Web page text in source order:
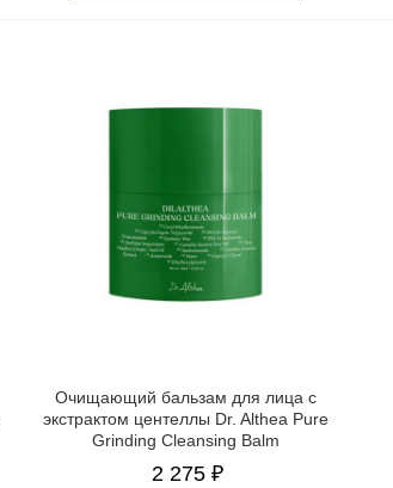
Очищающий бальзам для лица с
экстрактом центеллы Dr. Althea Pure
Grinding Cleansing Balm
2 275 ₽